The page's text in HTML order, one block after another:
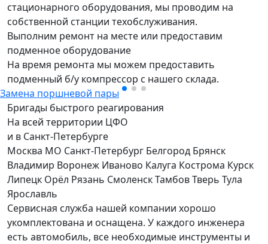
стационарного оборудования, мы проводим на
собственной станции техобслуживания.
Выполним ремонт на месте или предоставим
подменное оборудование
На время ремонта мы можем предоставить
подменный б/у компрессор с нашего склада.
Замена поршневой пары
Бригады быстрого реагирования
На всей территории ЦФО
и в Санкт-Петербурге
Москва МО Санкт-Петербург Белгород Брянск
Владимир Воронеж Иваново Калуга Кострома Курск
Липецк Орёл Рязань СмоленскТамбовТверь Тула
Ярославль
Сервисная служба нашей компании хорошо
укомплектована и оснащена. У каждого инженера
есть автомобиль, все необходимые инструменты и